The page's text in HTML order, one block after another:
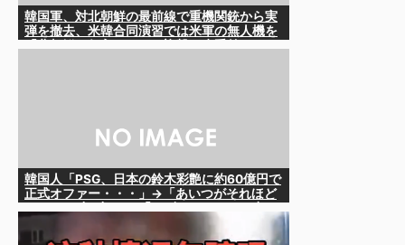
韓国軍、対北朝鮮の最前線で重機関銃から実
弾を撤去、米韓合同演習では米軍の無人機を
韓国人「PSG、日本の鈴木彩艶に約60億円で
正式オファー・・・」→「あいつがそれほど
るとは思わないけど、それでもやっぱり羨ま
しいね」